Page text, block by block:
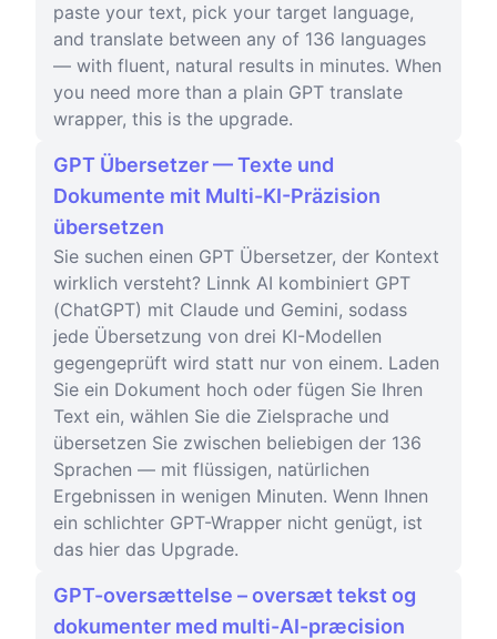
paste your text, pick your target language,
and translate between any of 136 languages
— with fluent, natural results in minutes. When
you need more than a plain GPT translate
wrapper, this is the upgrade.
GPT Übersetzer — Texte und
Dokumente mit Multi-KI-Präzision
übersetzen
Sie suchen einen GPT Übersetzer, der Kontext
wirklich versteht? Linnk AI kombiniert GPT
(ChatGPT) mit Claude und Gemini, sodass
jede Übersetzung von drei KI-Modellen
gegengeprüft wird statt nur von einem. Laden
Sie ein Dokument hoch oder fügen Sie Ihren
Text ein, wählen Sie die Zielsprache und
übersetzen Sie zwischen beliebigen der 136
Sprachen — mit flüssigen, natürlichen
Ergebnissen in wenigen Minuten. Wenn Ihnen
ein schlichter GPT-Wrapper nicht genügt, ist
das hier das Upgrade.
GPT-oversættelse – oversæt tekst og
dokumenter med multi-AI-præcision